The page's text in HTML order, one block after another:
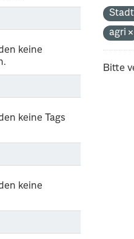
keine
keine Tags
keine
agri
Bitte